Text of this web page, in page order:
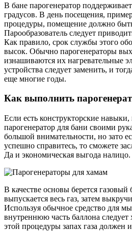
В бане парогенератор
градусов. В день посещения,
процедуры, помещение должно
Парообразователь следует
Как правило, срок службы этого
высок. Обычно парогенераторы
изнашиваются их нагревательные
устройства следует заменить, и
еще многие годы.
Как выполнить
Если есть конструкторские
парогенератор для бани своими
большой внимательности, но зато
успешно справитесь, то сможете
Да и экономическая выгода налицо.
В качестве основы берется газовый
выпускается весь газ, затем
Используя обычное средство для
внутреннюю часть баллона
этой процедуры запах газа должен